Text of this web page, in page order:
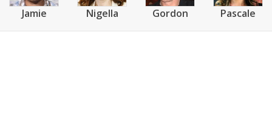
Jamie Nigella Gordon Pascale